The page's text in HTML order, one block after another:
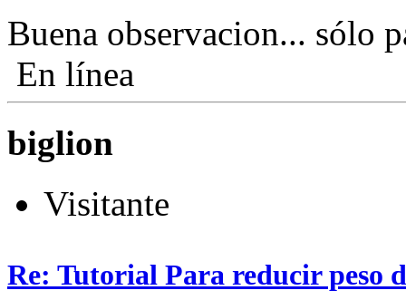
Buena observacion... sólo
En línea
biglion
Visitante
Re: Tutorial Para reducir peso